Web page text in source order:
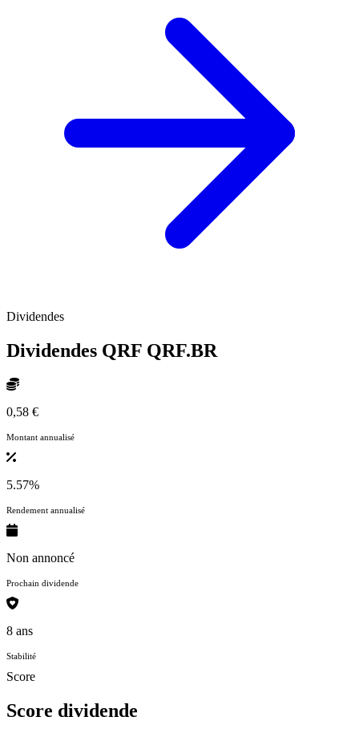
Dividendes
Dividendes QRF QRF.BR
0,58 €
Montant annualisé
5.57%
Rendement annualisé
Non annoncé
Prochain dividende
8 ans
Stabilité
Score
Score dividende